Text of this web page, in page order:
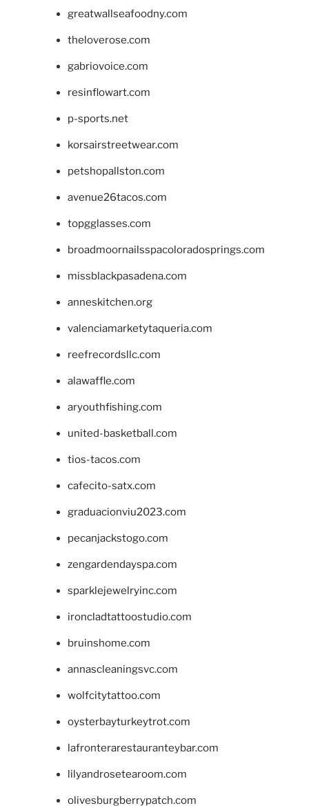
greatwallseafoodny.com
theloverose.com
gabriovoice.com
resinflowart.com
p-sports.net
korsairstreetwear.com
petshopallston.com
avenue26tacos.com
topgglasses.com
broadmoornailsspacoloradosprings.com
missblackpasadena.com
anneskitchen.org
valenciamarketytaqueria.com
reefrecordsllc.com
alawaffle.com
aryouthfishing.com
united-basketball.com
tios-tacos.com
cafecito-satx.com
graduacionviu2023.com
pecanjackstogo.com
zengardendayspa.com
sparklejewelryinc.com
ironcladtattoostudio.com
bruinshome.com
annascleaningsvc.com
wolfcitytattoo.com
oysterbayturkeytrot.com
lafronterarestauranteybar.com
lilyandrosetearoom.com
olivesburgberrypatch.com